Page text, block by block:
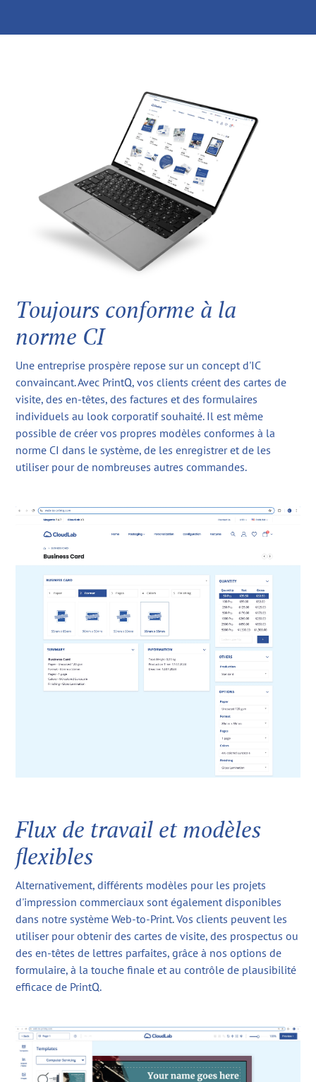
Toujours conforme à la
norme CI
Une entreprise prospère repose sur un concept d'IC
convaincant. Avec PrintQ, vos clients créent des cartes de
visite, des en-têtes, des factures et des formulaires
individuels au look corporatif souhaité. Il est même
possible de créer vos propres modèles conformes à la
norme CI dans le système, de les enregistrer et de les
utiliser pour de nombreuses autres commandes.
Flux de travail et modèles
flexibles
Alternativement, différents modèles pour les projets
d'impression commerciaux sont également disponibles
dans notre système Web-to-Print. Vos clients peuvent les
utiliser pour obtenir des cartes de visite, des prospectus ou
des en-têtes de lettres parfaites, grâce à nos options de
formulaire, à la touche finale et au contrôle de plausibilité
efficace de PrintQ.